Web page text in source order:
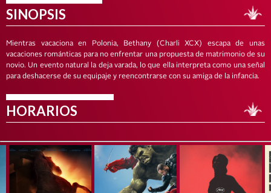
SINOPSIS
Mientras vacaciona en Polonia, Bethany (Charli XCX) escapa de unas
vacaciones románticas para no enfrentar una propuesta de matrimonio de su
novio. Un evento natural la deja varada, lo que ella interpreta como una señal
para deshacerse de su equipaje y reencontrarse con su amiga de la infancia.
HORARIOS